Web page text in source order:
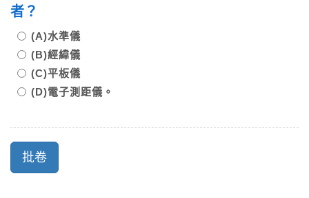
者？
(A)水準儀
(B)經緯儀
(C)平板儀
(D)電子測距儀。